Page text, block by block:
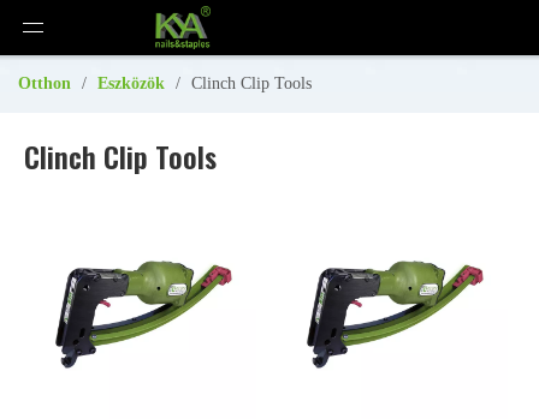
Otthon / Eszközök / Clinch Clip Tools
Clinch Clip Tools